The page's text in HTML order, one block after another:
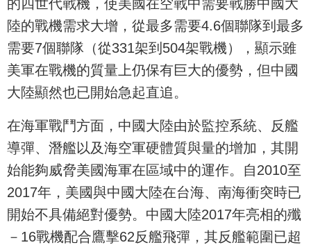
的四世代戰機，使美國在空戰中需要戰勝中國大
陸的戰機需求大增，從最多需要4.6個聯隊到最多
需要7個聯隊（從331架到504架戰機），顯示雖
美軍在戰機的質量上仍保有巨大的優勢，但中國
大陸顯然也已開始急起直追。
在海軍戰鬥方面，中國大陸由於監控系統、反艦
導彈、潛艦以及海空軍硬體質與量的增加，其開
始能夠威脅美國海軍在區域中的運作。自2010至
2017年，美國與中國大陸在台海、南海衝突時已
開始不具備絕對優勢。中國大陸2017年亮相的殲
－16戰機配合鷹擊62反艦飛彈，其反艦範圍已超